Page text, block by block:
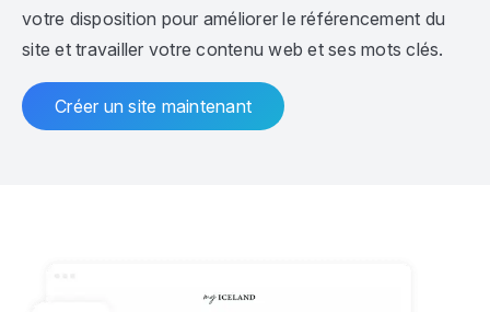
votre disposition pour améliorer le référencement du
site et travailler votre contenu web et ses mots clés.
Créer un site maintenant